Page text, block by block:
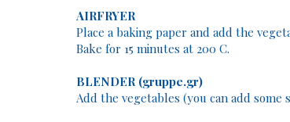
AIRFRYER
Place a baking paper and add the
Bake for 15 minutes at 200 C.
BLENDER (gruppe.gr)
Add the vegetables (you can add some